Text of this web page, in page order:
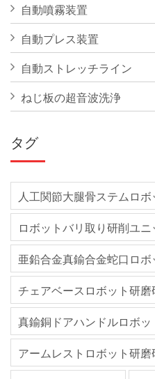
自動噴霧装置
自動プレス装置
自動ストレッチライン
ねじ板の超音波洗浄
タグ
人工関節大腿骨ステムロ
ロボットバリ取り研削ユニ
亜鉛合金真鍮合金蛇口ロ
チェアベースロボット研
真鍮銅ドアハンドルロボ
アームレストロボット研